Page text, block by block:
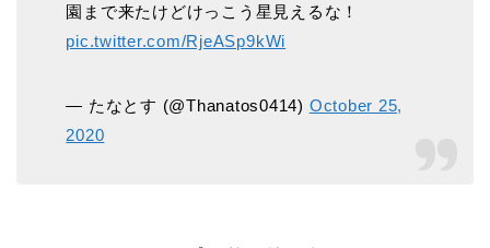
園まで来たけどけっこう星見えるな！
pic.twitter.com/RjeASp9kWi
— たなとす (@Thanatos0414) October 25,
2020